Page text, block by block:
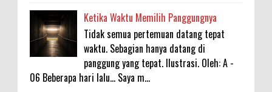
Ketika Waktu Memilih Panggungnya
Tidak semua pertemuan datang tepat
waktu. Sebagian hanya datang di
panggung yang tepat. Ilustrasi. Oleh: A -
06 Beberapa hari lalu... Saya m...